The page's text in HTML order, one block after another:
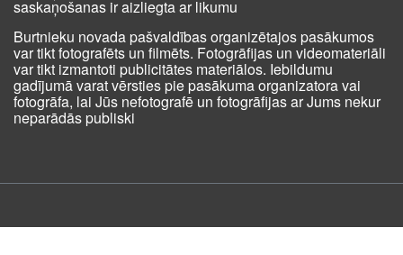
saskaņošanas ir aizliegta ar likumu
Burtnieku novada pašvaldības organizētajos pasākumos
var tikt fotografēts un filmēts. Fotogrāfijas un videomateriāli
var tikt izmantoti publicitātes materiālos. Iebildumu
gadījumā varat vērsties pie pasākuma organizatora vai
fotogrāfa, lai Jūs nefotografē un fotogrāfijas ar Jums nekur
neparādās publiski